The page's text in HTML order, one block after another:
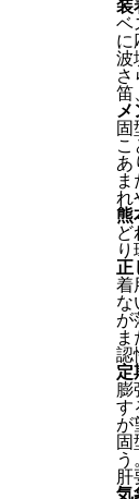
装
ベ
に
波
さ
笛
固
こ
あ
れ
熊
ど
正
着
な
が
認
定
膨
す
が
固
肝
気